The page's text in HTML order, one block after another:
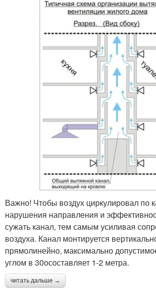
Важно! Чтобы воздух циркулировал по
нарушения направления и
сужать канал, тем самым усиливая
воздуха. Канал монтируется
прямолинейно, максимально
углом в 30осоставляет 1-2 метра.
читать дальше →